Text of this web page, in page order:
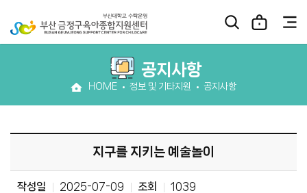
공지사항
HOME 정보 및 기타지원 공지사항
지구를 지키는 예술놀이
작성일 2025-07-09 조회 1039